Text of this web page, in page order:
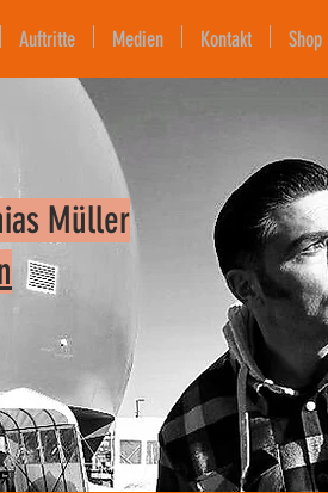
Müller
Auftritte Medien Kontakt Shop